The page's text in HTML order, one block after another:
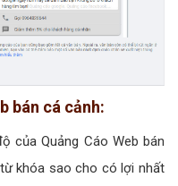
bán cá cảnh:
của Quảng Cáo Web bán
khóa sao cho có lợi nhất